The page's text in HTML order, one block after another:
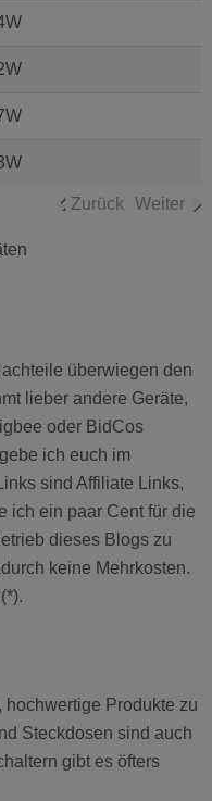
Zurück Weiter
überwiegen den
lieber andere Geräte,
oder BidCos
ich euch im
sind Affiliate Links,
ich ein paar Cent für die
dieses Blogs zu
keine Mehrkosten.
hochwertige Produkte zu
Steckdosen sind auch
gibt es öfters